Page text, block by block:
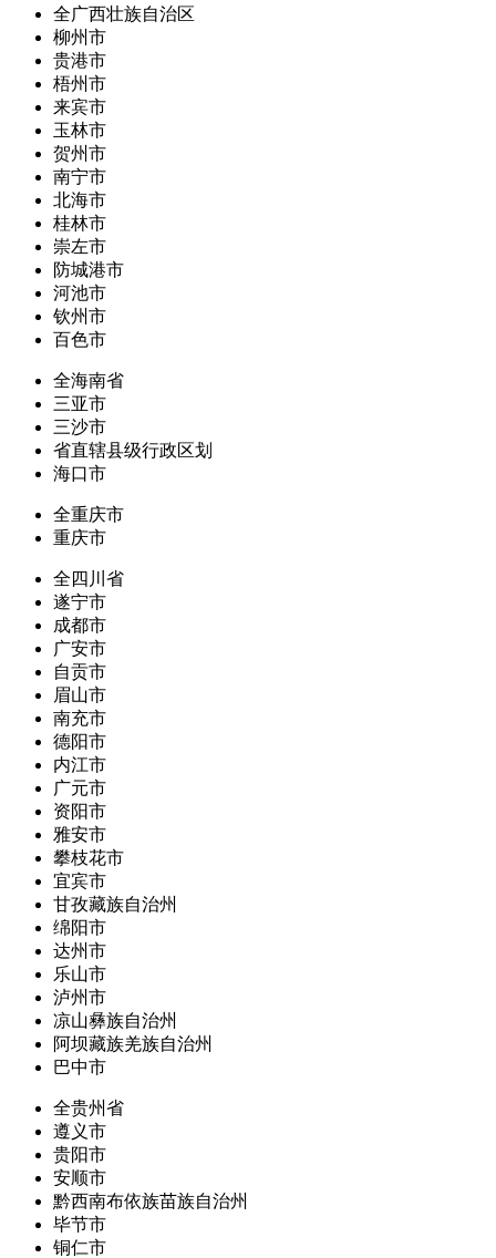
全广西壮族自治区
柳州市
贵港市
梧州市
来宾市
玉林市
贺州市
南宁市
北海市
桂林市
崇左市
防城港市
河池市
钦州市
百色市
全海南省
三亚市
三沙市
省直辖县级行政区划
海口市
全重庆市
重庆市
全四川省
遂宁市
成都市
广安市
自贡市
眉山市
南充市
德阳市
内江市
广元市
资阳市
雅安市
攀枝花市
宜宾市
甘孜藏族自治州
绵阳市
达州市
乐山市
泸州市
凉山彝族自治州
阿坝藏族羌族自治州
巴中市
全贵州省
遵义市
贵阳市
安顺市
黔西南布依族苗族自治州
毕节市
铜仁市